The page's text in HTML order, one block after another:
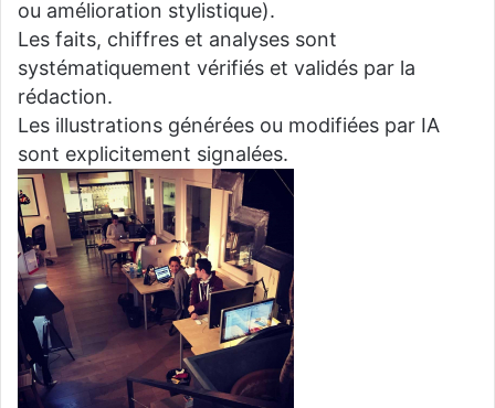
ou amélioration stylistique).
Les faits, chiffres et analyses sont
systématiquement vérifiés et validés par la
rédaction.
Les illustrations générées ou modifiées par IA
sont explicitement signalées.